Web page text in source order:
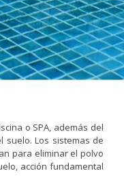
o SPA, además del
suelo. Los sistemas de
para eliminar el polvo
acción fundamental